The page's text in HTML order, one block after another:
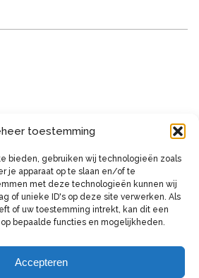
toestemming
bieden, gebruiken wij technologieën zoals
je apparaat op te slaan en/of te
met deze technologieën kunnen wij
of unieke ID's op deze site verwerken. Als
of uw toestemming intrekt, kan dit een
bepaalde functies en mogelijkheden.
Accepteren